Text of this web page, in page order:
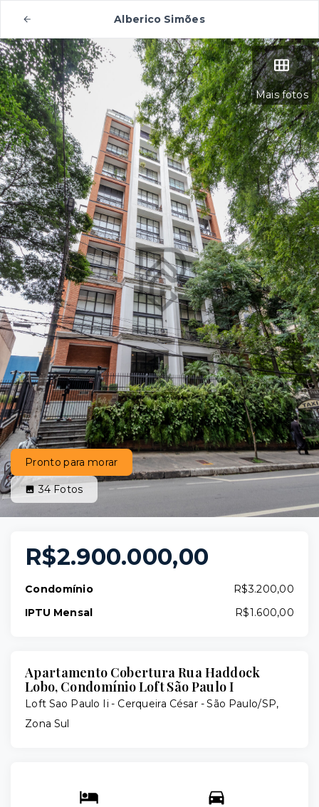
Alberico Simões
Mais fotos
Pronto para morar
34Fotos
R$2.900.000,00
Condomínio
R$3.200,00
IPTU Mensal
R$1.600,00
Apartamento Cobertura Rua Haddock
Lobo, Condomínio Loft São Paulo I
Loft Sao Paulo Ii - Cerqueira César - São Paulo/SP,
Zona Sul